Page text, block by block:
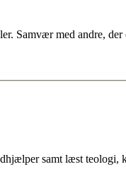
Samvær med andre,
samt læst teologi,